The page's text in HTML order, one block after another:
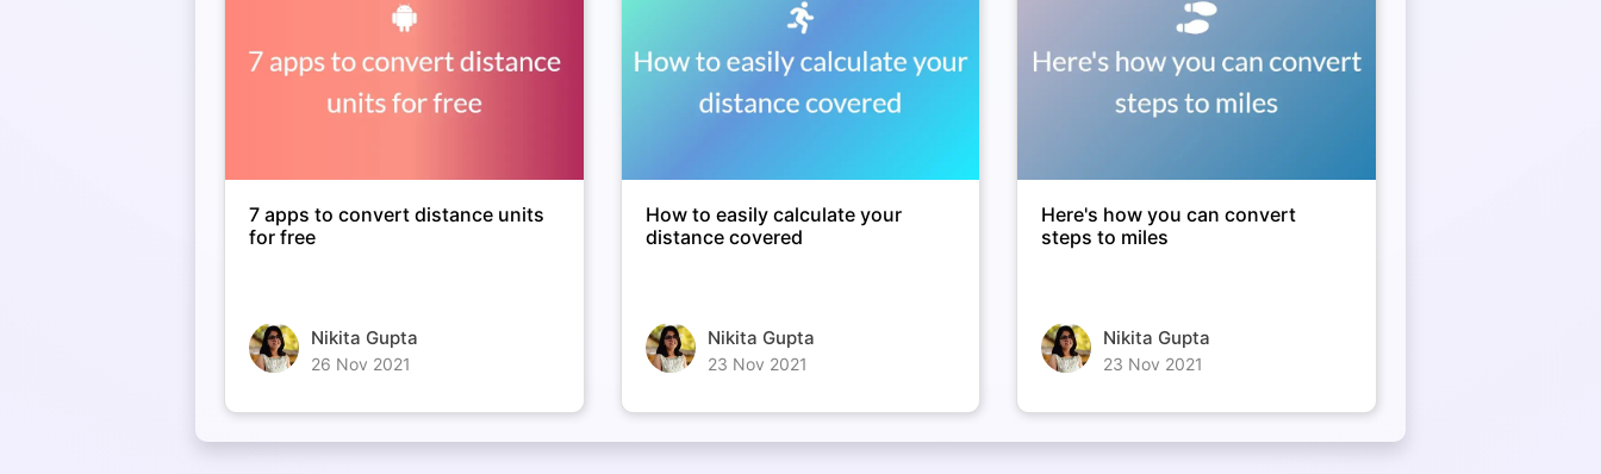
7 apps to convert distance units
for free
Nikita Gupta
26 Nov 2021
How to easily calculate your
distance covered
Nikita Gupta
23 Nov 2021
Here's how you can convert
steps to miles
Nikita Gupta
23 Nov 2021